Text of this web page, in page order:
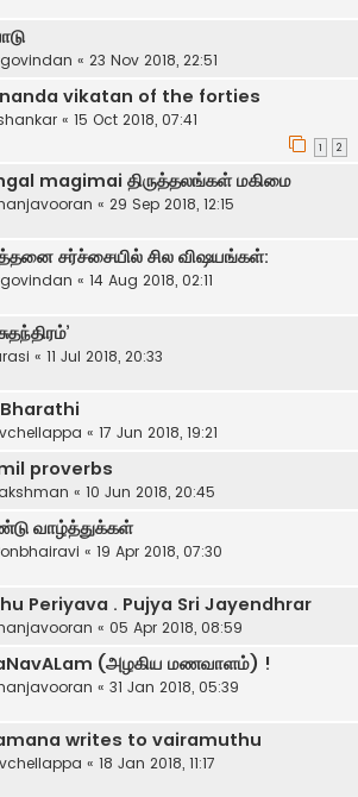
« 23 Nov 2018, 22:51
vikatan of the forties
« 15 Oct 2018, 07:41
1 2
magimai திருத்தலங்கள் மகிமை
« 29 Sep 2018, 12:15
சர்ச்சையில் சில விஷயங்கள்:
« 14 Aug 2018, 02:11
« 11 Jul 2018, 20:33
« 17 Jun 2018, 19:21
proverbs
« 10 Jun 2018, 20:45
வாழ்த்துக்கள்
« 19 Apr 2018, 07:30
Periyava . Pujya Sri Jayendhrar
« 05 Apr 2018, 08:59
(அழகிய மணவாளம்) !
« 31 Jan 2018, 05:39
writes to vairamuthu
« 18 Jan 2018, 11:17